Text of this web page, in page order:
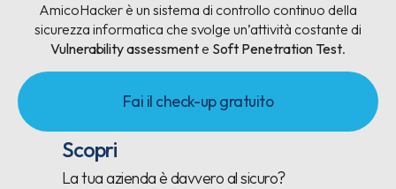
AmicoHacker è un sistema di controllo continuo della
sicurezza informatica che svolge un’attività costante di
Vulnerability assessmente Soft Penetration Test.
Fai il check-up gratuito
Scopri
La tua azienda è davvero al sicuro?